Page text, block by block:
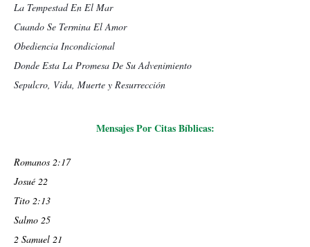
La Tempestad En El Mar
Cuando Se Termina El Amor
Obediencia Incondicional
Donde Esta La Promesa De Su Advenimiento
Sepulcro, Vida, Muerte y Resurrección
Mensajes Por Citas Bíblicas:
Romanos 2:17
Josué 22
Tito 2:13
Salmo 25
2 Samuel 21